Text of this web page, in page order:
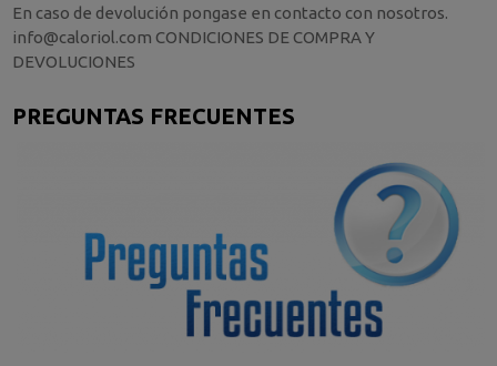
En caso de devolución pongase en contacto con nosotros.
info@caloriol.com CONDICIONES DE COMPRA Y
DEVOLUCIONES
PREGUNTAS FRECUENTES